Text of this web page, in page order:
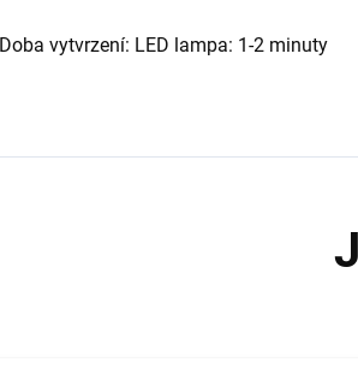
Doba vytvrzení: LED lampa: 1-2 minuty